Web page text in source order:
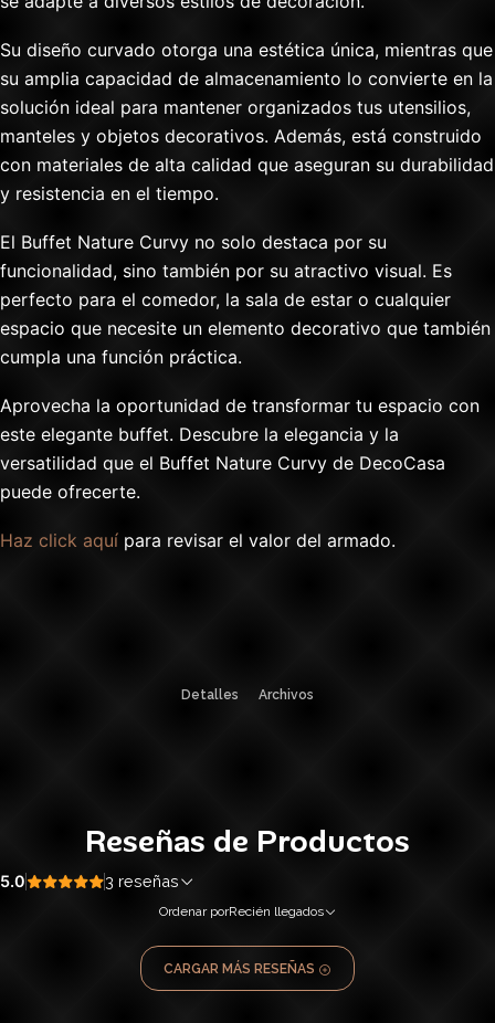
Su diseño curvado otorga una estética única, mientras que
su amplia capacidad de almacenamiento lo convierte en la
solución ideal para mantener organizados tus utensilios,
manteles y objetos decorativos. Además, está construido
con materiales de alta calidad que aseguran su durabilidad
y resistencia en el tiempo.
El Buffet Nature Curvy no solo destaca por su
funcionalidad, sino también por su atractivo visual. Es
perfecto para el comedor, la sala de estar o cualquier
espacio que necesite un elemento decorativo que también
cumpla una función práctica.
Aprovecha la oportunidad de transformar tu espacio con
este elegante buffet. Descubre la elegancia y la
versatilidad que el Buffet Nature Curvy de DecoCasa
puede ofrecerte.
Haz click aquí para revisar el valor del armado.
Detalles Archivos
Reseñas de Productos
5.0 3 reseñas
Ordenar porRecién llegados
CARGAR MÁS RESEÑAS